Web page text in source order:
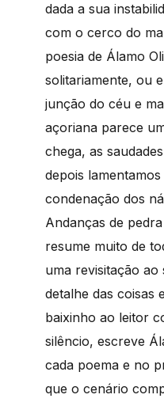
dada a sua
com o cerco do
poesia de Álamo
solitariamente, ou
junção do céu e
açoriana parece
chega, as
depois
condenação dos
Andanças de
resume muito de
uma revisitação
detalhe das coisas
baixinho ao leitor
silêncio, escreve
cada poema e no
que o cenário